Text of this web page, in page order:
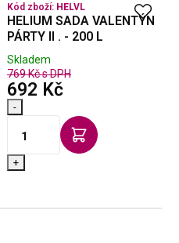
Kód zboží: HELVL
HELIUM SADA VALENTÝN
PÁRTY II . - 200 L
Skladem
769 Kč s DPH
692 Kčs DPH
-
+